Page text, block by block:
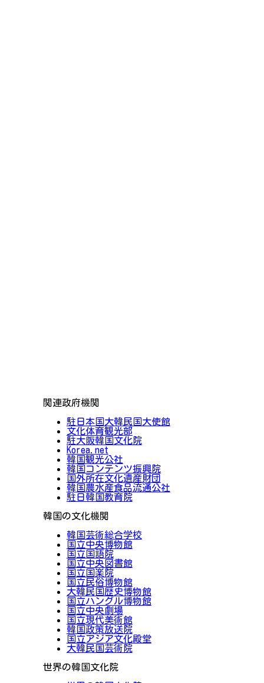
関連政府機関
駐日本国大韓民国大使館
文化体育観光部
駐大阪韓国文化院
Korea.net
韓国観光公社
韓国コンテンツ振興院
国外所在文化遺産財団
韓国農水産食品流通公社
駐日韓国教育院
韓国の文化機関
韓国芸術総合学校
国立中央博物館
国立国語院
国立中央図書館
国立国楽院
国立民俗博物館
大韓民国歴史博物館
国立ハングル博物館
国立中央劇場
国立現代美術館
韓国政策放送院
国立アジア文化殿堂
大韓民国芸術院
世界の韓国文化院